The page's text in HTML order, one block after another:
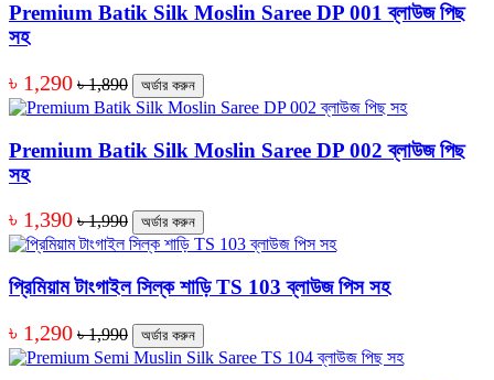
Premium Batik Silk Moslin Saree DP 001 ব্লাউজ পিছ
সহ
৳ 1,290 ৳ 1,890 অর্ডার করুন
Premium Batik Silk Moslin Saree DP 002 ব্লাউজ পিছ
সহ
৳ 1,390 ৳ 1,990 অর্ডার করুন
প্রিমিয়াম টাংগাইল সিল্ক শাড়ি TS 103 ব্লাউজ পিস সহ
৳ 1,290 ৳ 1,990 অর্ডার করুন